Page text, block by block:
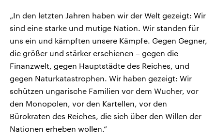
„In den letzten Jahren haben wir der Welt gezeigt: Wir
sind eine starke und mutige Nation. Wir standen für
uns ein und kämpften unsere Kämpfe. Gegen Gegner,
die größer und stärker erschienen – gegen die
Finanzwelt, gegen Hauptstädte des Reiches, und
gegen Naturkatastrophen. Wir haben gezeigt: Wir
schützen ungarische Familien vor dem Wucher, vor
den Monopolen, vor den Kartellen, vor den
Bürokraten des Reiches, die sich über den Willen der
Nationen erheben wollen.“